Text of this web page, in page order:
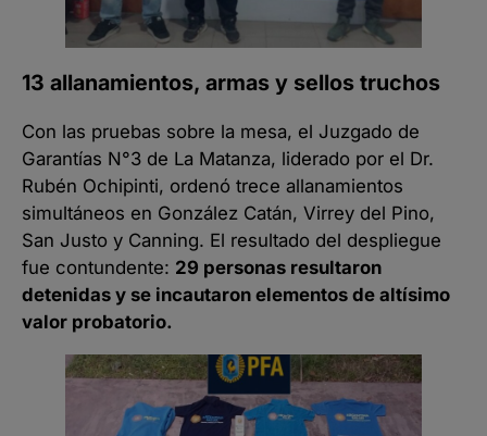
13 allanamientos, armas y sellos truchos
Con las pruebas sobre la mesa, el Juzgado de
Garantías N°3 de La Matanza, liderado por el Dr.
Rubén Ochipinti, ordenó trece allanamientos
simultáneos en González Catán, Virrey del Pino,
San Justo y Canning. El resultado del despliegue
fue contundente: 29 personas resultaron
detenidas y se incautaron elementos de altísimo
valor probatorio.